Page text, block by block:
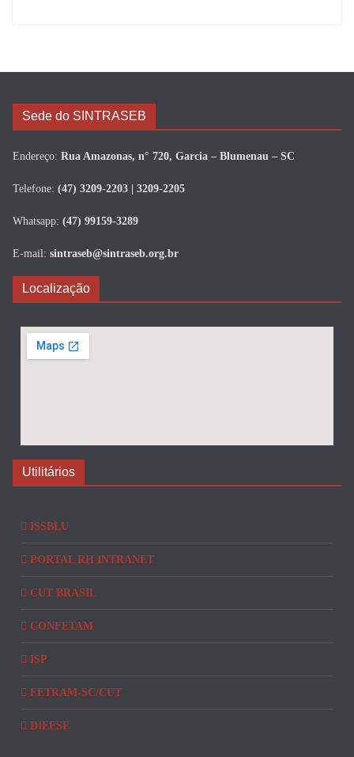
Sede do SINTRASEB
Endereço: Rua Amazonas, n° 720, Garcia – Blumenau – SC
Telefone: (47) 3209-2203 | 3209-2205
Whatsapp: (47) 99159-3289
E-mail: sintraseb@sintraseb.org.br
Localização
Utilitários
ISSBLU
PORTAL RH INTRANET
CUT BRASIL
CONFETAM
ISP
FETRAM-SC/CUT
DIEESE